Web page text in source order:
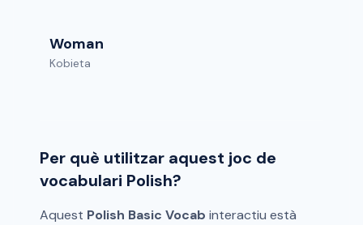
Woman
Kobieta
Per què utilitzar aquest joc de
vocabulari Polish?
Aquest Polish Basic Vocab interactiu està